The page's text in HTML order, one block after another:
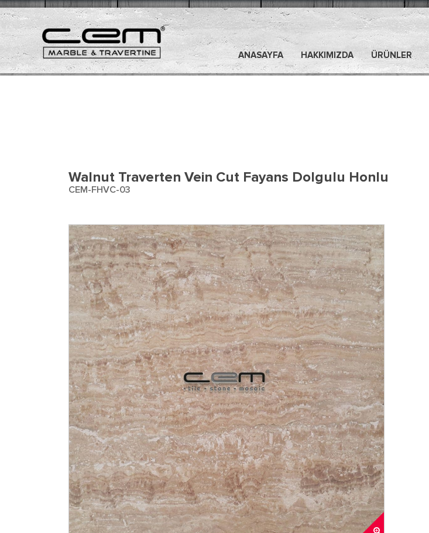
ANASAYFA HAKKIMIZDA ÜRÜNLER
Walnut Traverten Vein Cut Fayans Dolgulu Honlu
CEM-FHVC-03